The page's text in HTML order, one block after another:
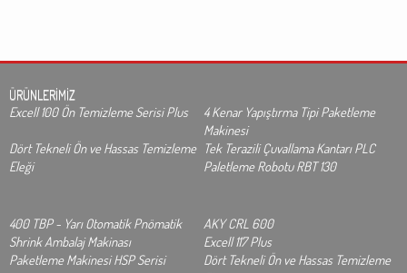
ÜRÜNLERİMİZ
Excell 100 Ön Temizleme Serisi Plus
4 Kenar Yapıştırma Tipi Paketleme
Makinesi
Dört Tekneli Ön ve Hassas Temizleme
Eleği
Tek Terazili Çuvallama Kantarı PLC
Paletleme Robotu RBT 130
400 TBP - Yarı Otomatik Pnömatik
Shrink Ambalaj Makinası
AKY CRL 600
Excell 117 Plus
Paketleme Makinesi HSP Serisi
Dört Tekneli Ön ve Hassas Temizleme